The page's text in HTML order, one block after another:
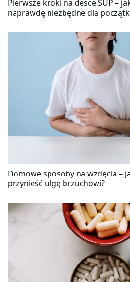
gdzie mogłaby w
harmonię, obserowaną
cierpi z powodu braku
Pierwsze kroki na desce SUP –
naprawdę niezbędne dla
Domowe sposoby na wzdęcia –
przynieść ulgę brzuchowi?